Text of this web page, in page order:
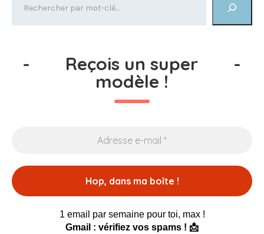
- Reçois un super
modèle !
-
1 email par semaine pour toi, max !
Gmail : vérifiez vos spams ! 📩